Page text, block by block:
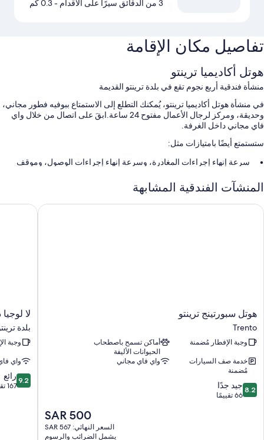
3 من الدقائق سيرًا على الأقدام - 0.3 كم
تفاصيل مكان الإقامة
هوتل أكاديميا ترينتو
منشأة فندقية أربع نجوم تقع في بلدة ترينتو القديمة
في منشأة هوتل أكاديميا ترينتو، يُمكنك التطلع إلى الاستمتاع ببوفيه فطور مجاني،
وحديقة، ومركز لرجال الأعمال مفتوح 24 ساعة.ابقَ على اتصال من خلال واي
فاي مجاني داخل الغرفة.
ستستمتع أيضًا بامتيازات مثل:
سرعة إنهاء إجراءات المغادرة، وسرعة إنهاء إجراءات الوصول، وموقف
مكتب استقبال مفتوح 24 ساعة، وتلفاز في ردهة الفندق، ومكتب كمبيوتر
لا يُسمَح بالتدخين، وفريق عمل يجيد التحدث بعدة لغات، وقاعات اجتماعات
تدفئة، وخدمة تنظيف الغرف يوميًا، ومكاتب
المنشآت الفندقية المشابهة
هوتل
سبورتينج
ترينتو
Trento
هوتل سبورتينج ترينتو
Trento
وجبة الإفطار مُضمنة
أماكن تسمح باصطحاب
الحيوانات الأليفة
خدمة صف السيارات
مُضمنة
واي فاي مجاني
8.2
من
8.2 جيد جدًا
66 تقييمًا
السعر
الحالي
هو
SAR 500
السعر النهائي: SAR 567
يشمل الضرائب والرسوم
هوتل سبورتينج ترينتو
لا
لوجيا
ديل
كاستيلو
ترينتو
القديمة
لا
بلدة
وجبة
واي
9.2
من
9.2 رائع
167 تقييمًا
لا لوجيا